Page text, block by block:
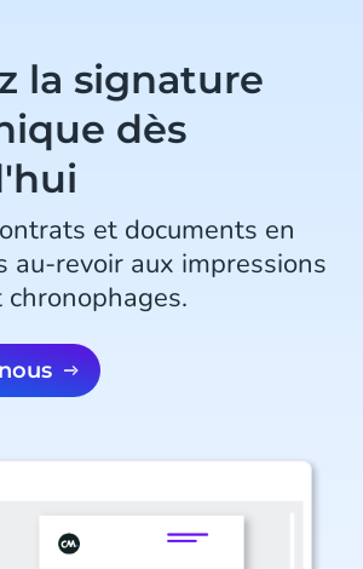
la signature
dès
et documents en
au-revoir aux impressions